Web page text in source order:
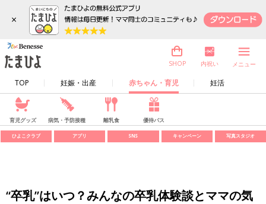
×
TOP 妊娠・出産 赤ちゃん・育児 妊活
SHOP 内祝い メニュー
育児グッズ 病気・予防接種 離乳食 優待パス
ひよこクラブ アプリ SNS キャンペーン 写真スタジオ
“卒乳”はいつ？みんなの卒乳体験談とママの気